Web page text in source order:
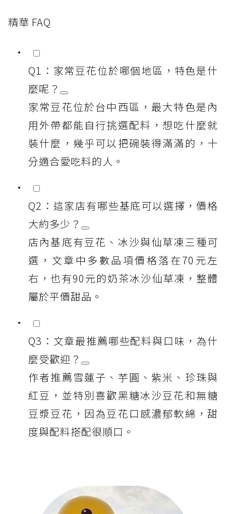
精華 FAQ
Q1：家常豆花位於哪個地區，特色是什
麼呢？
家常豆花位於台中西區，最大特色是內
用外帶都能自行挑選配料，想吃什麼就
裝什麼，幾乎可以把碗裝得滿滿的，十
分適合愛吃料的人。
Q2：這家店有哪些基底可以選擇，價格
大約多少？
店內基底有豆花、冰沙與仙草凍三種可
選，文章中多數品項價格落在70元左
右，也有90元的奶茶冰沙仙草凍，整體
屬於平價甜品。
Q3：文章最推薦哪些配料與口味，為什
麼受歡迎？
作者推薦雪蓮子、芋圓、紫米、珍珠與
紅豆，並特別喜歡黑糖冰沙豆花和無糖
豆漿豆花，因為豆花口感濃郁軟綿，甜
度與配料搭配很順口。